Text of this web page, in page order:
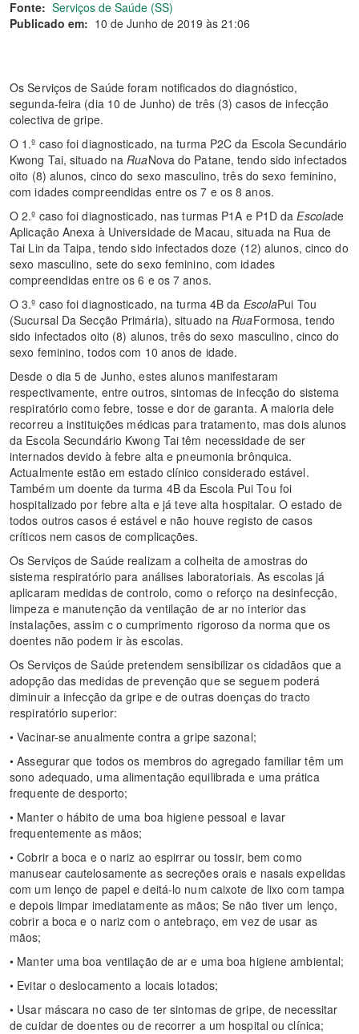
Fonte: Serviços de Saúde (SS)
Publicado em: 10 de Junho de 2019 às 21:06
Os Serviços de Saúde foram notificados do diagnóstico,
segunda-feira (dia 10 de Junho) de três (3) casos de infecção
colectiva de gripe.
O 1.º caso foi diagnosticado, na turma P2C da Escola Secundário
Kwong Tai, situado naRuaNova do Patane, tendo sido infectados
oito (8) alunos, cinco do sexo masculino, três do sexo feminino,
com idades compreendidas entre os 7 e os 8 anos.
O 2.º caso foi diagnosticado, nas turmas P1A e P1D daEscolade
Aplicação Anexa à Universidade de Macau, situada na Rua de
Tai Lin da Taipa, tendo sido infectados doze (12) alunos, cinco do
sexo masculino, sete do sexo feminino, com idades
compreendidas entre os 6 e os 7 anos.
O 3.º caso foi diagnosticado, na turma 4B da EscolaPui Tou
(Sucursal Da Secção Primária), situado naRuaFormosa, tendo
sido infectados oito (8) alunos, três do sexo masculino, cinco do
sexo feminino, todos com 10 anos de idade.
Desde o dia 5 de Junho, estes alunos manifestaram
respectivamente, entre outros, sintomas de infecção do sistema
respiratório como febre, tosse e dor de garanta. A maioria dele
recorreu a instituições médicas para tratamento, mas dois alunos
da Escola Secundário Kwong Tai têm necessidade de ser
internados devido à febre alta e pneumonia brônquica.
Actualmente estão em estado clínico considerado estável.
Também um doente da turma 4B da Escola Pui Tou foi
hospitalizado por febre alta e já teve alta hospitalar. O estado de
todos outros casos é estável e não houve registo de casos
críticos nem casos de complicações.
Os Serviços de Saúde realizam a colheita de amostras do
sistema respiratório para análises laboratoriais. As escolas já
aplicaram medidas de controlo, como o reforço na desinfecção,
limpeza e manutenção da ventilação de ar no interior das
instalações, assim c o cumprimento rigoroso da norma que os
doentes não podem ir às escolas.
Os Serviços de Saúde pretendem sensibilizar os cidadãos que a
adopção das medidas de prevenção que se seguem poderá
diminuir a infecção da gripe e de outras doenças do tracto
respiratório superior:
• Vacinar-se anualmente contra a gripe sazonal;
• Assegurar que todos os membros do agregado familiar têm um
sono adequado, uma alimentação equilibrada e uma prática
frequente de desporto;
• Manter o hábito de uma boa higiene pessoal e lavar
frequentemente as mãos;
• Cobrir a boca e o nariz ao espirrar ou tossir, bem como
manusear cautelosamente as secreções orais e nasais expelidas
com um lenço de papel e deitá-lo num caixote de lixo com tampa
e depois limpar imediatamente as mãos; Se não tiver um lenço,
cobrir a boca e o nariz com o antebraço, em vez de usar as
mãos;
• Manter uma boa ventilação de ar e uma boa higiene ambiental;
• Evitar o deslocamento a locais lotados;
• Usar máscara no caso de ter sintomas de gripe, de necessitar
de cuidar de doentes ou de recorrer a um hospital ou clínica;